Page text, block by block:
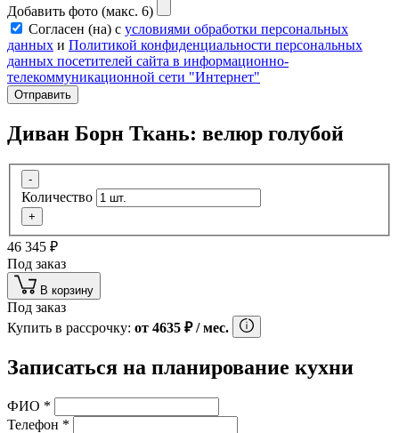
Добавить фото (макс. 6)
Согласен (на) с условиями обработки персональных
данных и Политикой конфиденциальности персональных
данных посетителей сайта в информационно-
телекоммуникационной сети "Интернет"
Отправить
Диван Борн Ткань: велюр голубой
-
Количество
+
46 345 ₽
Под заказ
В корзину
Под заказ
Купить в рассрочку: от 4635 ₽/ мес.
Записаться на планирование кухни
ФИО *
Телефон *